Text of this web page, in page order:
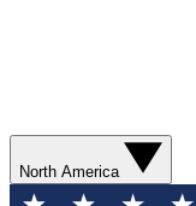
North America